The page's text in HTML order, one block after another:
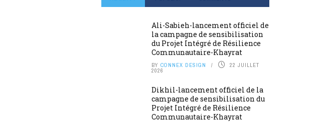
Ali-Sabieh-lancement officiel de
la campagne de sensibilisation
du Projet Intégré de Résilience
Communautaire-Khayrat
BY CONNEX DESIGN 22 JUILLET
2026
Dikhil-lancement officiel de la
campagne de sensibilisation du
Projet Intégré de Résilience
Communautaire-Khayrat